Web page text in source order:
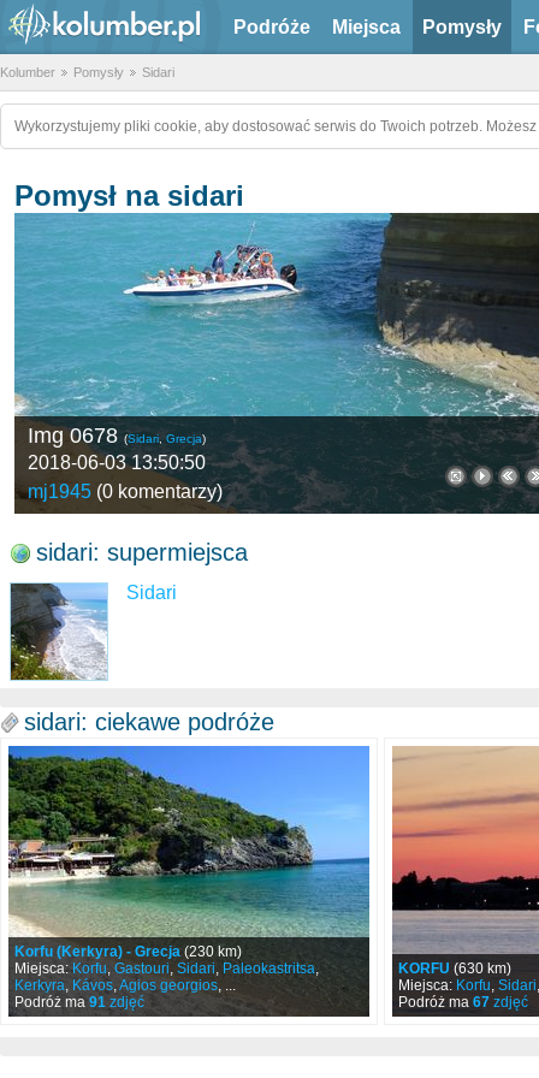
Podróże Miejsca Pomysły
Kolumber Pomysły Sidari
Wykorzystujemy pliki cookie, aby dostosować serwis do Twoich potrzeb.
Pomysł na sidari
Img 0678 (Sidari Grecja)
2018-06-03 13:50:50
mj1945 (0 komentarzy)
sidari: supermiejsca
Sidari
sidari: ciekawe podróże
Korfu (Kerkyra) - Grecja (230 km)
Miejsca:Korfu, Gastouri, Sidari, Paleokastritsa,
Kerkyra, Kávos,Agios georgios, ...
Podróż ma 91 zdjęć
KORFU (630 km)
Miejsca: Korfu, Sidari
Podróż ma 67 zdjęć